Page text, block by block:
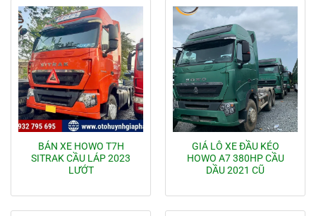
BÁN XE HOWO T7H
SITRAK CẦU LÁP 2023
LƯỚT
GIÁ LÔ XE ĐẦU KÉO
HOWO A7 380HP CẦU
DẦU 2021 CŨ